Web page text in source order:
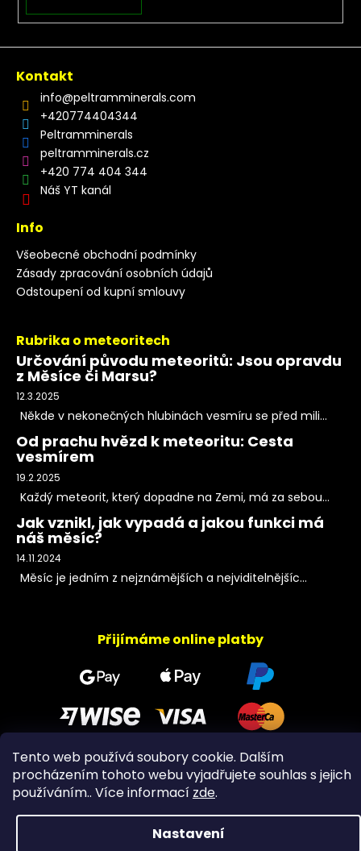
Tento web používá soubory cookie. Dalším
procházením tohoto webu vyjadřujete souhlas s jejich
používáním.. Více informací zde.
Nastavení
Kontakt
info@peltramminerals.com
+420774404344
Peltramminerals
peltramminerals.cz
+420 774 404 344
Náš YT kanál
Info
Všeobecné obchodní podmínky
Zásady zpracování osobních údajů
Odstoupení od kupní smlouvy
Rubrika o meteoritech
Určování původu meteoritů: Jsou opravdu
z Měsíce či Marsu?
12.3.2025
Někde v nekonečných hlubinách vesmíru se před mili...
Od prachu hvězd k meteoritu: Cesta
vesmírem
19.2.2025
Každý meteorit, který dopadne na Zemi, má za sebou...
Jak vznikl, jak vypadá a jakou funkci má
náš měsíc?
14.11.2024
Měsíc je jedním z nejznámějších a nejviditelnějšíc...
Přijímáme online platby
Copyright 2026PeltramMinerals. Všechna práva
vyhrazena.